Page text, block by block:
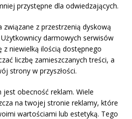
przystępne dla odwiedzających.
z przestrzenią dyskową
darmowych serwisów
z niewielką ilością dostępnego
liczbę zamieszczanych treści, a
strony w przyszłości.
obecność reklam. Wiele
na twojej stronie reklamy, które
wartościami lub estetyką. Tego